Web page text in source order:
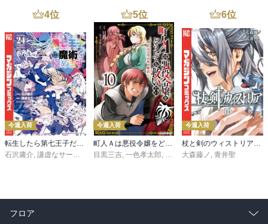
4位
今週入荷
転生したら第七王子だったので、気ままに魔術を極めます（２４）
石沢庸介, 謙虚なサークル メル。
5位
今週入荷
町人Ａは悪役令嬢をどうしても救いたい ～どぶと空と氷の姫君～１０【電子書店共通特典イラスト付】
目黒三吉, 一色孝太郎, Parum
6位
今週入荷
杖と剣のウィストリア（１６）
大森藤ノ , 青井聖
フロア